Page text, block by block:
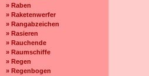
» Raben
» Raketenwerfer
» Rangabzeichen
» Rasieren
» Rauchende
» Raumschiffe
» Regen
» Regenbogen